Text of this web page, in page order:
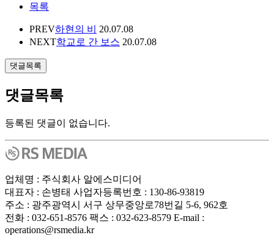
목록
PREV하현의 비
20.07.08
NEXT학교로 간 보스 20.07.08
댓글목록
댓글목록
등록된 댓글이 없습니다.
업체명 : 주식회사 알에스미디어
대표자 : 손병태 사업자등록번호 : 130-86-93819
주소 : 광주광역시 서구 상무중앙로78번길 5-6, 962호
전화 : 032-651-8576 팩스 : 032-623-8579 E-mail :
operations@rsmedia.kr